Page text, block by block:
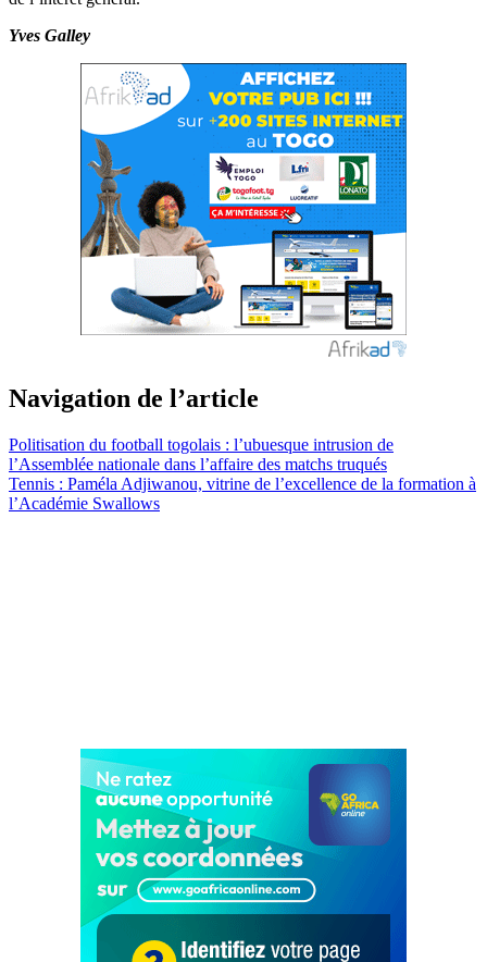
Yves Galley
Navigation de l’article
Politisation du football togolais : l’ubuesque intrusion de
l’Assemblée nationale dans l’affaire des matchs truqués
Tennis : Paméla Adjiwanou, vitrine de l’excellence de la formation à
l’Académie Swallows